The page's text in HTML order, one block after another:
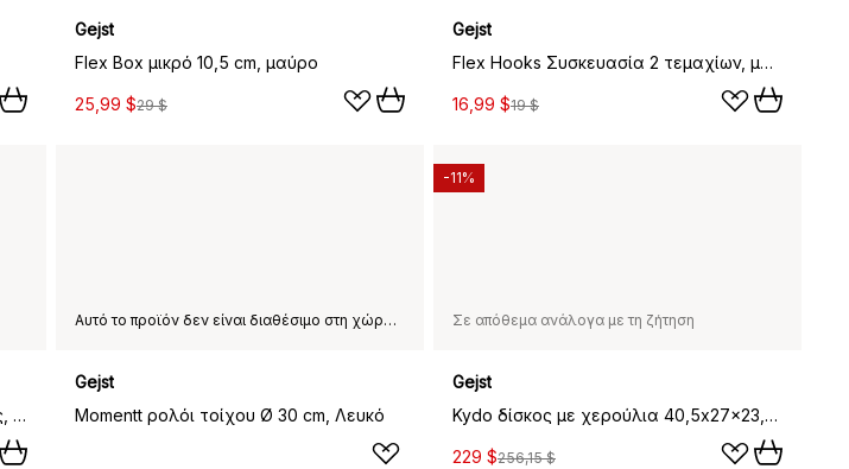
Gejst
Flex Box μικρό 10,5 cm, μαύρο
25,99 $29 $
Gejst
Flex Hooks Συσκευασία 2 τεμαχίων, μαύρο
16,99 $19 $
Grab kitchen βάση για χαρτί κουζίνας, Μαύρη βαμμένη δρυς
Αυτό το προϊόν δεν είναι διαθέσιμο στη χώρα παράδοσης που έχετε επιλέξει.
Gejst
Momentt ρολόι τοίχου Ø 30 cm, Λευκό
Σε απόθεμα ανάλογα με τη ζήτηση
Gejst
Kydo δίσκος με χερούλια 40,5x27x23,5 cm, Ek-beige white
229 $256,15 $
-11%